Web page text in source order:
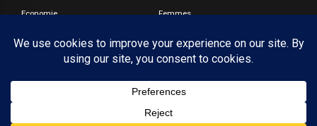
Economie Femmes
Jeunes